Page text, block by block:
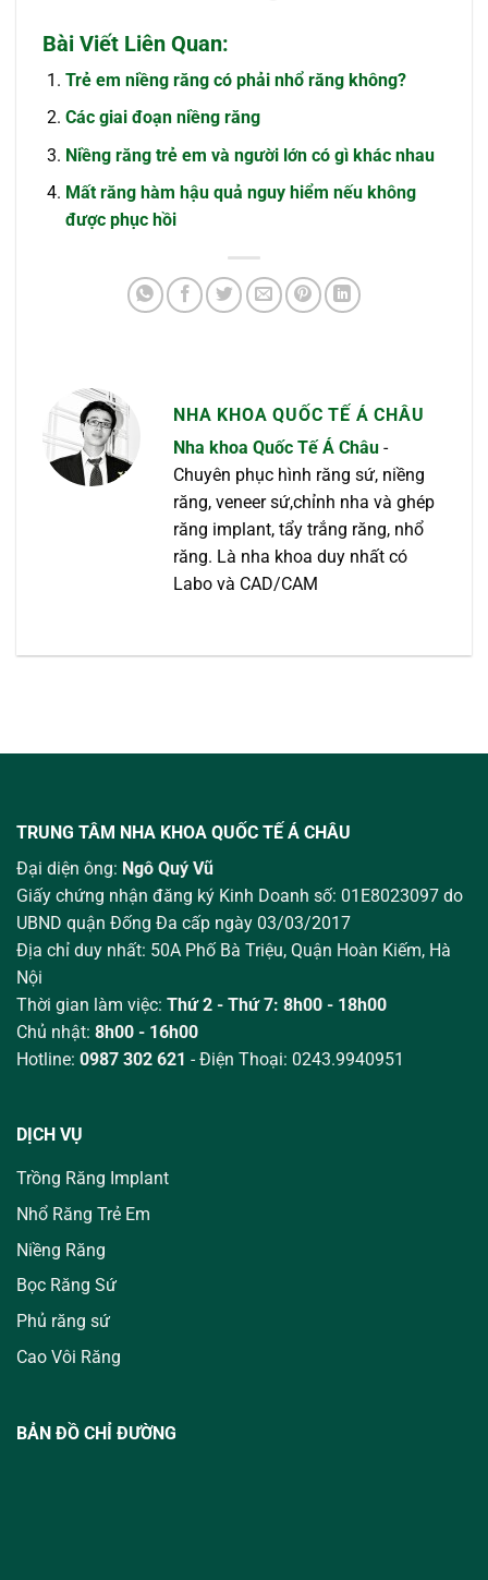
Bài Viết Liên Quan:
Trẻ em niềng răng có phải nhổ răng không?
Các giai đoạn niềng răng
Niềng răng trẻ em và người lớn có gì khác nhau
Mất răng hàm hậu quả nguy hiểm nếu không
được phục hồi
NHA KHOA QUỐC TẾ Á CHÂU
Nha khoa Quốc Tế Á Châu -
Chuyên phục hình răng sứ, niềng
răng, veneer sứ,chỉnh nha và ghép
răng implant, tẩy trắng răng, nhổ
răng. Là nha khoa duy nhất có
Labo và CAD/CAM
TRUNG TÂM NHA KHOA QUỐC TẾ Á CHÂU
Đại diện ông: Ngô Quý Vũ
Giấy chứng nhận đăng ký Kinh Doanh số: 01E8023097 do
UBND quận Đống Đa cấp ngày 03/03/2017
Địa chỉ duy nhất: 50A Phố Bà Triệu, Quận Hoàn Kiếm, Hà
Nội
Thời gian làm việc: Thứ 2 - Thứ 7: 8h00 - 18h00
Chủ nhật: 8h00 - 16h00
Hotline: 0987 302 621 - Điện Thoại: 0243.9940951
DỊCH VỤ
Trồng Răng Implant
Nhổ Răng Trẻ Em
Niềng Răng
Bọc Răng Sứ
Phủ răng sứ
Cao Vôi Răng
BẢN ĐỒ CHỈ ĐƯỜNG